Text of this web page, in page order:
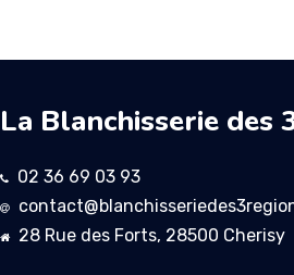
La Blanchisserie des
02 36 69 03 93
28 Rue des Forts, 28500 Cherisy